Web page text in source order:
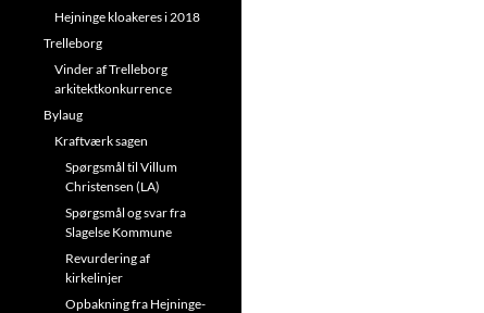
Hejninge kloakeres i 2018
Trelleborg
Vinder af Trelleborg
arkitektkonkurrence
Bylaug
Kraftværk sagen
Spørgsmål til Villum
Christensen (LA)
Spørgsmål og svar fra
Slagelse Kommune
Revurdering af
kirkelinjer
Opbakning fra Hejninge-